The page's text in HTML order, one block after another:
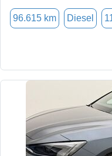
96.615 km Diesel